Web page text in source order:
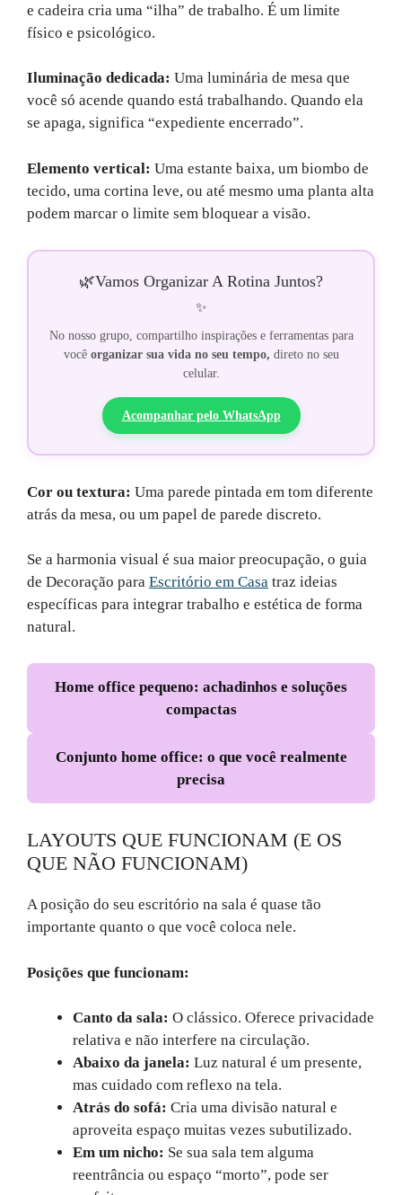
e cadeira cria uma “ilha” de trabalho. É um limite
físico e psicológico.
Iluminação dedicada: Uma luminária de mesa que
você só acende quando está trabalhando. Quando ela
se apaga, significa “expediente encerrado”.
Elemento vertical: Uma estante baixa, um biombo de
tecido, uma cortina leve, ou até mesmo uma planta alta
podem marcar o limite sem bloquear a visão.
🌿Vamos Organizar A Rotina Juntos?
✨
No nosso grupo, compartilho inspirações e ferramentas para
você organizar sua vida no seu tempo, direto no seu
celular.
Acompanhar pelo WhatsApp
Cor ou textura: Uma parede pintada em tom diferente
atrás da mesa, ou um papel de parede discreto.
Se a harmonia visual é sua maior preocupação, o guia
de Decoração para Escritório em Casa traz ideias
específicas para integrar trabalho e estética de forma
natural.
Home office pequeno: achadinhos e soluções
compactas
Conjunto home office: o que você realmente
precisa
LAYOUTS QUE FUNCIONAM (E OS
QUE NÃO FUNCIONAM)
A posição do seu escritório na sala é quase tão
importante quanto o que você coloca nele.
Posições que funcionam:
Canto da sala: O clássico. Oferece privacidade
relativa e não interfere na circulação.
Abaixo da janela: Luz natural é um presente,
mas cuidado com reflexo na tela.
Atrás do sofá: Cria uma divisão natural e
aproveita espaço muitas vezes subutilizado.
Em um nicho: Se sua sala tem alguma
reentrância ou espaço “morto”, pode ser